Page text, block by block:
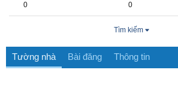
0 0
Tìm kiếm
Tường nhà Bài đăng Thông tin